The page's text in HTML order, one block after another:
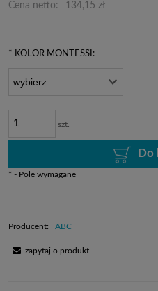
Cena netto: 134,15 zł
* KOLOR MONTESSI:
szt.
Do
* - Pole wymagane
Producent: ABC
zapytaj o produkt